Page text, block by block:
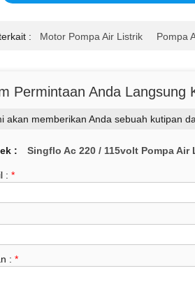
: Motor Pompa Air Listrik Pompa
Permintaan Anda Langsung
akan memberikan Anda sebuah kutipan
: Singflo Ac 220 / 115volt Pompa
: *
: *